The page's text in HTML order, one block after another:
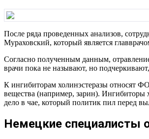
После ряда проведенных анализов,
Мураховский, который является
Согласно полученным данным,
врачи пока не называют, но
К ингибиторам холинэстеразы относят
вещества (например, зарин). Ингибиторы
дело в чае, который политик пил перед
Немецкие специалисты